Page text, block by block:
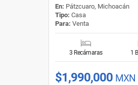
En: Pátzcuaro, Michoacán
Tipo: Casa
Para: Venta
3 Recámaras 1
$1,990,000 MXN